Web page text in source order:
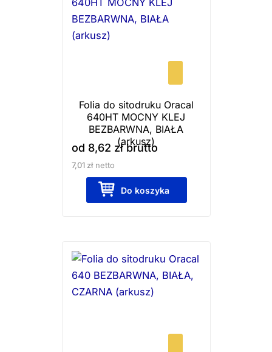
Folia do sitodruku Oracal
640HT MOCNY KLEJ
BEZBARWNA, BIAŁA
(arkusz)
od 8,62 złbrutto
7,01 złnetto
Do koszyka
ma
Opcje
na
stronie
produkt
ma
Opcje